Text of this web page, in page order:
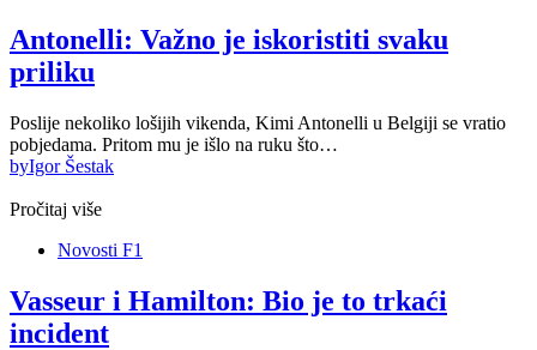
Antonelli: Važno je iskoristiti svaku
priliku
Poslije nekoliko lošijih vikenda, Kimi Antonelli u Belgiji se vratio
pobjedama. Pritom mu je išlo na ruku što…
byIgor Šestak
Pročitaj više
Novosti F1
Vasseur i Hamilton: Bio je to trkaći
incident